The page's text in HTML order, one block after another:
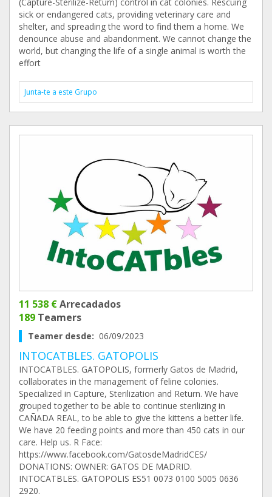
sick or endangered cats, providing veterinary care and
shelter, and spreading the word to find them a home. We
denounce abuse and abandonment. We cannot change the
world, but changing the life of a single animal is worth the
effort
Junta-te a este Grupo
11 538 €Arrecadados
189 Teamers
Teamer desde: 06/09/2023
INTOCATBLES. GATOPOLIS
INTOCATBLES. GATOPOLIS, formerly Gatos de Madrid,
collaborates in the management of feline colonies.
Specialized in Capture, Sterilization and Return. We have
grouped together to be able to continue sterilizing in
CAÑADA REAL, to be able to give the kittens a better life.
We have 20 feeding points and more than 450 cats in our
care. Help us. R Face:
https://www.facebook.com/GatosdeMadridCES/
DONATIONS: OWNER: GATOS DE MADRID.
INTOCATBLES. GATOPOLIS ES51 0073 0100 5005 0636
2920.